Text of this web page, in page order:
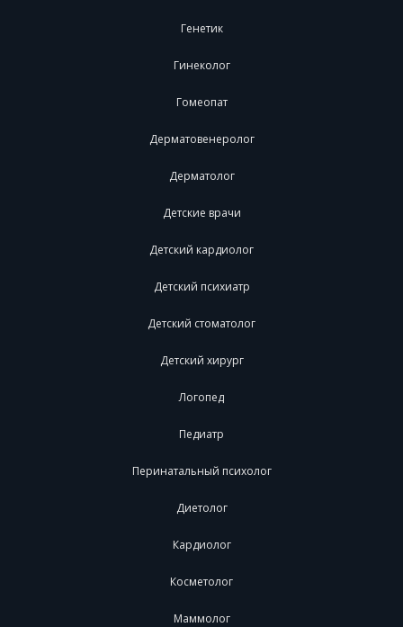
Генетик
Гинеколог
Гомеопат
Дерматовенеролог
Дерматолог
Детские врачи
Детский кардиолог
Детский психиатр
Детский стоматолог
Детский хирург
Логопед
Педиатр
Перинатальный психолог
Диетолог
Кардиолог
Косметолог
Маммолог